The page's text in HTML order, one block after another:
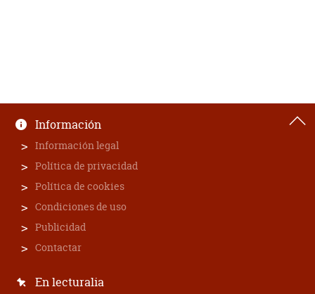
Información
Información legal
Política de privacidad
Política de cookies
Condiciones de uso
Publicidad
Contactar
En lecturalia